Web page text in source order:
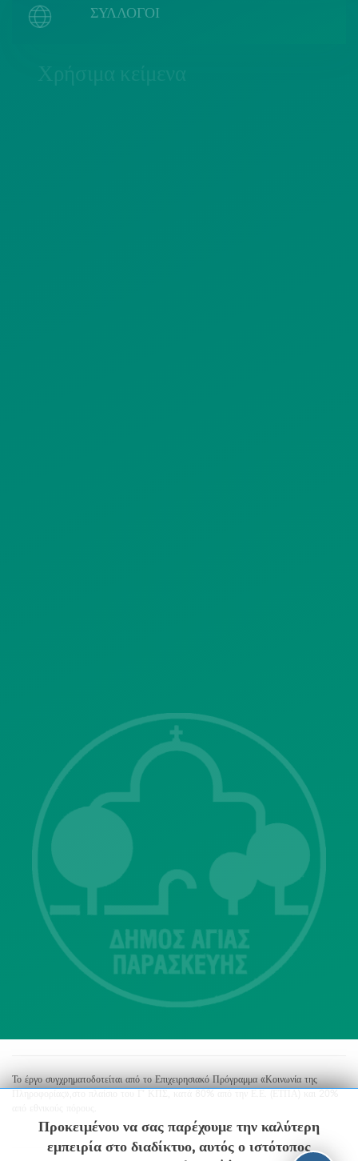
ΣΥΛΛΟΓΟΙ
Λ. Μεσογείων 415-417 Τ.Κ.15343
Αγία Παρασκευή
213 2004500
dimos@agiaparaskevi.gr
Το έργο συγχρηματοδοτείται από το Επιχειρησιακό Πρόγραμμα «Κοινωνία της
Προκειμένου να σας παρέχουμε την καλύτερη
εμπειρία στο διαδίκτυο, αυτός ο ιστότοπος